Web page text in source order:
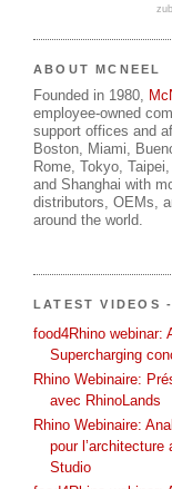
ABOUT MCNEEL
Founded in 1980,
employee-owned
support offices and
Boston, Miami,
Rome, Tokyo,
and Shanghai with
distributors, OEMs,
around the world.
LATEST VIDEOS
food4Rhino webinar:
Supercharging
Rhino Webinaire:
avec RhinoLands
Rhino Webinaire:
pour
Studio